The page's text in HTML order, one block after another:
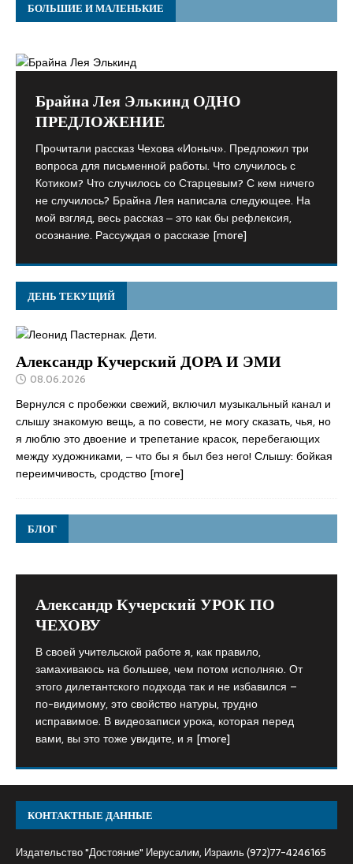
БОЛЬШИЕ И МАЛЕНЬКИЕ
Брайна Лея Элькинд ОДНО
ПРЕДЛОЖЕНИЕ
Прочитали рассказ Чехова «Ионыч». Предложил три
вопроса для письменной работы. Что случилось с
Котиком? Что случилось со Старцевым? С кем ничего
не случилось? Брайна Лея написала следующее. На
мой взгляд, весь рассказ ‒ это как бы рефлексия,
осознание. Рассуждая о рассказе [more]
ДЕНЬ ТЕКУЩИЙ
Александр Кучерский ДОРА И ЭМИ
08.06.2026
Вернулся с пробежки свежий, включил музыкальный канал и
слышу знакомую вещь, а по совести, не могу сказать, чья, но
я люблю это двоение и трепетание красок, перебегающих
между художниками, ‒ что бы я был без него! Слышу: бойкая
переимчивость, сродство [more]
БЛОГ
Александр Кучерский УРОК ПО
ЧЕХОВУ
В своей учительской работе я, как правило,
замахиваюсь на большее, чем потом исполняю. От
этого дилетантского подхода так и не избавился –
по-видимому, это свойство натуры, трудно
исправимое. В видеозаписи урока, которая перед
вами, вы это тоже увидите, и я [more]
КОНТАКТНЫЕ ДАННЫЕ
Издательство "Достояние" Иерусалим, Израиль (972)77-4246165